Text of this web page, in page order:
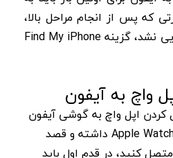
که پس از انجام مراحل بالا،
ساعت توسط گوشی شناسایی نشد، گزینه Find My iPhone
واچ به آیفون
اپل واچ به گوشی آیفون
باید گفت که در صورتی که Apple Watch داشته و قصد
کنید، در قدم اول باید